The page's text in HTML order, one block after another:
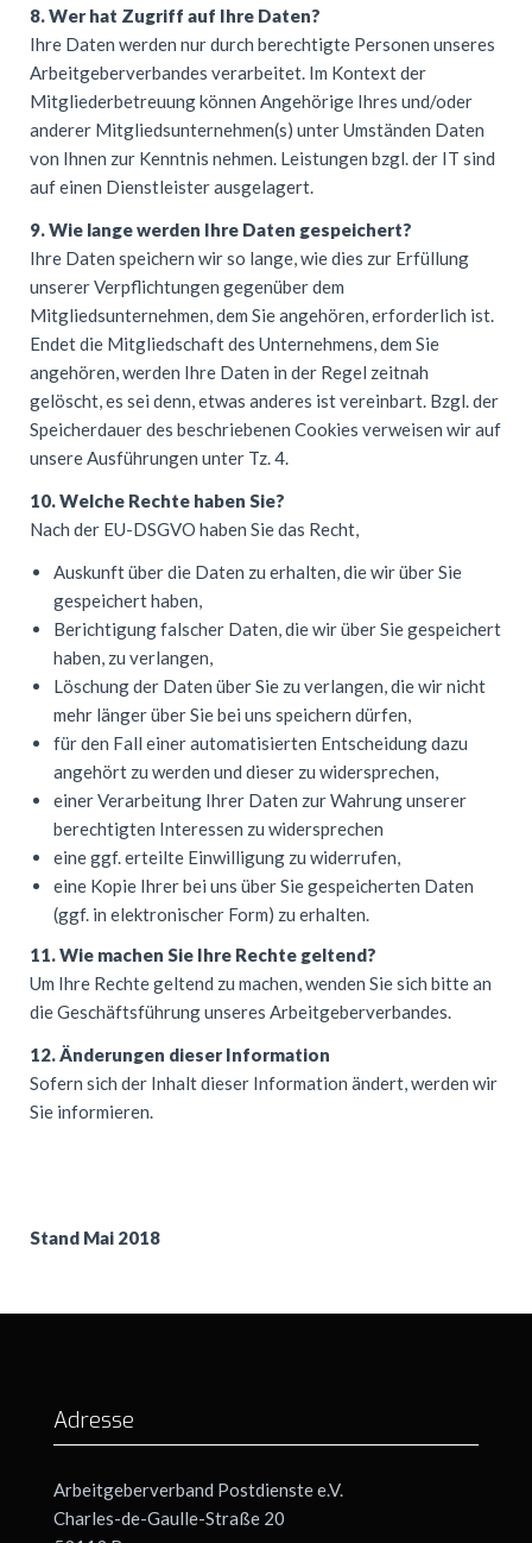
8. Wer hat Zugriff auf Ihre Daten?
Ihre Daten werden nur durch berechtigte Personen unseres
Arbeitgeberverbandes verarbeitet. Im Kontext der
Mitgliederbetreuung können Angehörige Ihres und/oder
anderer Mitgliedsunternehmen(s) unter Umständen Daten
von Ihnen zur Kenntnis nehmen. Leistungen bzgl. der IT sind
auf einen Dienstleister ausgelagert.
9. Wie lange werden Ihre Daten gespeichert?
Ihre Daten speichern wir so lange, wie dies zur Erfüllung
unserer Verpflichtungen gegenüber dem
Mitgliedsunternehmen, dem Sie angehören, erforderlich ist.
Endet die Mitgliedschaft des Unternehmens, dem Sie
angehören, werden Ihre Daten in der Regel zeitnah
gelöscht, es sei denn, etwas anderes ist vereinbart. Bzgl. der
Speicherdauer des beschriebenen Cookies verweisen wir auf
unsere Ausführungen unter Tz. 4.
10. Welche Rechte haben Sie?
Nach der EU-DSGVO haben Sie das Recht,
Auskunft über die Daten zu erhalten, die wir über Sie
gespeichert haben,
Berichtigung falscher Daten, die wir über Sie gespeichert
haben, zu verlangen,
Löschung der Daten über Sie zu verlangen, die wir nicht
mehr länger über Sie bei uns speichern dürfen,
für den Fall einer automatisierten Entscheidung dazu
angehört zu werden und dieser zu widersprechen,
einer Verarbeitung Ihrer Daten zur Wahrung unserer
berechtigten Interessen zu widersprechen
eine ggf. erteilte Einwilligung zu widerrufen,
eine Kopie Ihrer bei uns über Sie gespeicherten Daten
(ggf. in elektronischer Form) zu erhalten.
11. Wie machen Sie Ihre Rechte geltend?
Um Ihre Rechte geltend zu machen, wenden Sie sich bitte an
die Geschäftsführung unseres Arbeitgeberverbandes.
12. Änderungen dieser Information
Sofern sich der Inhalt dieser Information ändert, werden wir
Sie informieren.
Stand Mai 2018
Adresse
Arbeitgeberverband Postdienste e.V.
Charles-de-Gaulle-Straße 20